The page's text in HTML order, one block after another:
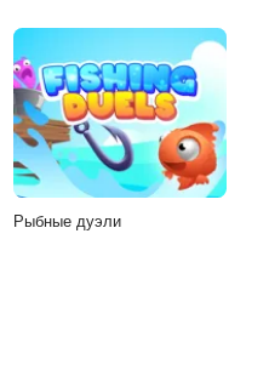
Рыбные дуэли